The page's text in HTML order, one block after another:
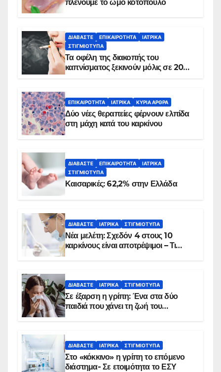
πλένουμε το ωμό κοτόπουλο
ΔΙΑΒΆΣΤΕ ΕΠΙΚΑΙΡΌΤΗΤΑ
ΙΑΤΡΙΚΆ
ΣΤΙΓΜΙΌΤΥΠΑ
Τα οφέλη της διακοπής του
καπνίσματος ξεκινούν μόλις σε 20
ΕΠΙΚΑΙΡΌΤΗΤΑ ΙΑΤΡΙΚΆ ΚΥΡΙΑ ΑΡΘΡΑ
Δύο νέες θεραπείες φέρνουν ελπίδα
στη μάχη κατά του καρκίνου
ΔΙΑΒΆΣΤΕ ΕΠΙΚΑΙΡΌΤΗΤΑ
ΙΑΤΡΙΚΆ
ΣΤΙΓΜΙΌΤΥΠΑ
Καισαρικές: 62,2% στην Ελλάδα
ΔΙΑΒΆΣΤΕ ΙΑΤΡΙΚΆ ΣΤΙΓΜΙΌΤΥΠΑ
Νέα μελέτη: Σχεδόν 4 στους 10
καρκίνους είναι αποτρέψιμοι – Τι
ΔΙΑΒΆΣΤΕ ΙΑΤΡΙΚΆ ΣΤΙΓΜΙΌΤΥΠΑ
Σε έξαρση η γρίπη: Ένα στα δύο
παιδιά που χάνει τη ζωή του
ΔΙΑΒΆΣΤΕ ΙΑΤΡΙΚΆ ΣΤΙΓΜΙΌΤΥΠΑ
Στο «κόκκινο» η γρίπη το επόμενο
διάστημα- Σε ετοιμότητα το ΕΣΥ